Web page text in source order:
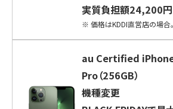
実質負担額24,200円
※ 価格はKDDI直営店の場合。
au Certified
Pro（256GB）
機種変更